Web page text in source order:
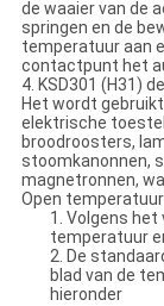
de waaier van de
springen en de
temperatuur aan
contactpunt het
4. KSD301 (H31)
Het wordt
elektrische
broodroosters,
stoomkanonnen,
magnetronnen,
Open
1. Volgens het
temperatuur
2. De
blad van de
hieronder